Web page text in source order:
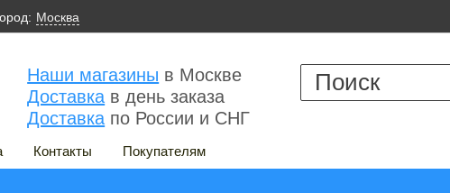
Москва
Наши магазины в Москве
Доставка в день заказа
Доставка по России и СНГ
Контакты Покупателям